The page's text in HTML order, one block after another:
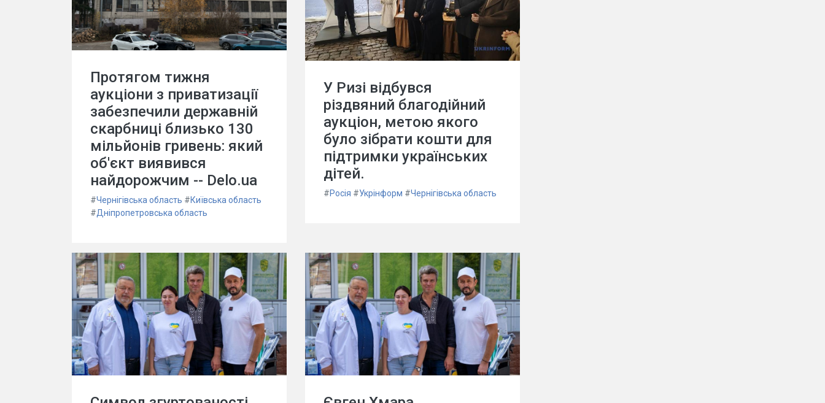
Протягом тижня
аукціони з приватизації
забезпечили державній
скарбниці близько 130
мільйонів гривень: який
об'єкт виявився
найдорожчим -- Delo.ua
#Чернігівська область #Київська область
#Дніпропетровська область
У Ризі відбувся
різдвяний благодійний
аукціон, метою якого
було зібрати кошти для
підтримки українських
дітей.
#Росія #Укрінформ #Чернігівська область